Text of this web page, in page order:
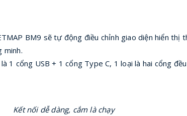
BM9 sẽ tự động điều chỉnh giao diện hiển thị
minh.
1 cổng USB + 1 cổng Type C, 1 loại là hai cổng
Kết nối dễ dàng, cắm là chạy